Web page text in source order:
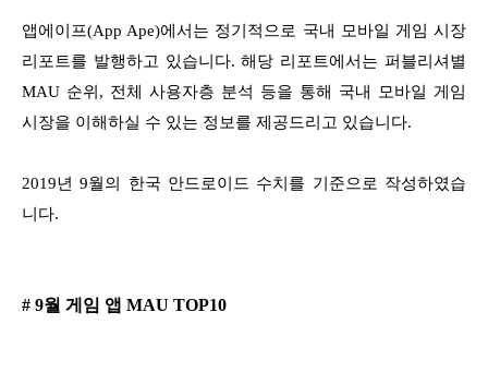
앱에이프(App Ape)에서는 정기적으로 국내 모바일 게임 시장
리포트를 발행하고 있습니다. 해당 리포트에서는 퍼블리셔별
MAU 순위, 전체 사용자층 분석 등을 통해 국내 모바일 게임
시장을 이해하실 수 있는 정보를 제공드리고 있습니다.
2019년 9월의 한국 안드로이드 수치를 기준으로 작성하였습
니다.
# 9월 게임 앱 MAU TOP10